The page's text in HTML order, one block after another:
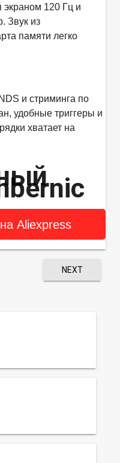
экраном 120 Гц и
Звук из
памяти легко
и стриминга по
удобные триггеры и
хватает на
Aliexpress
NEXT